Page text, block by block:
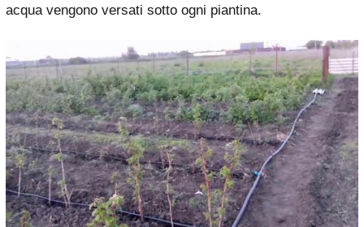
acqua vengono versati sotto ogni piantina.